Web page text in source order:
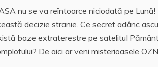
nu se va reîntoarce niciodată pe
decizie stranie. Ce secret adânc
baze extraterestre pe satelitul
De aici ar veni misterioasele